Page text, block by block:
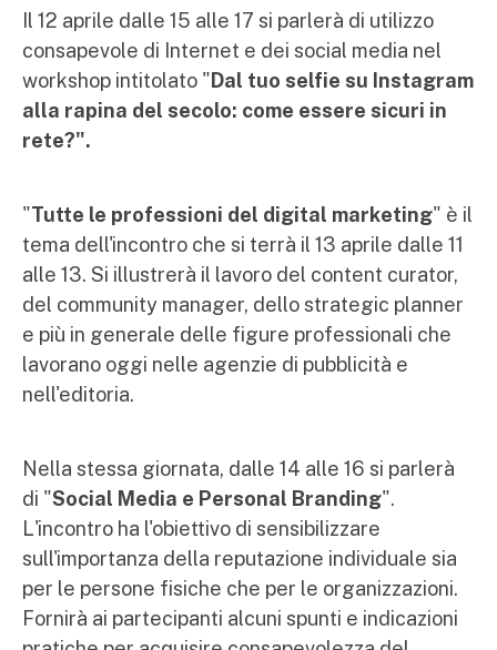
Il 12 aprile dalle 15 alle 17 si parlerà di utilizzo
consapevole di Internet e dei social media nel
workshop intitolato "Dal tuo selfie su Instagram
alla rapina del secolo: come essere sicuri in
rete?".
"Tutte le professioni del digital marketing" è il
tema dell'incontro che si terrà il 13 aprile dalle 11
alle 13. Si illustrerà il lavoro del content curator,
del community manager, dello strategic planner
e più in generale delle figure professionali che
lavorano oggi nelle agenzie di pubblicità e
nell'editoria.
Nella stessa giornata, dalle 14 alle 16 si parlerà
di "Social Media e Personal Branding".
L'incontro ha l'obiettivo di sensibilizzare
sull'importanza della reputazione individuale sia
per le persone fisiche che per le organizzazioni.
Fornirà ai partecipanti alcuni spunti e indicazioni